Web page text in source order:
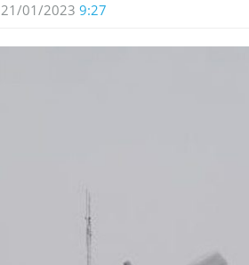
21/01/2023 9:27